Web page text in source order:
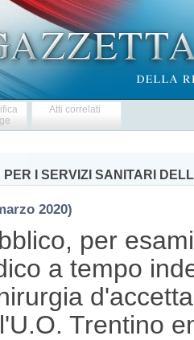
Atti correlati
I SERVIZI SANITARI
2020)
per
a tempo
Trentino